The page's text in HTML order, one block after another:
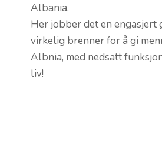
Albania.
Her jobber det en engasjert
virkelig brenner for å gi
Albnia, med nedsatt
liv!